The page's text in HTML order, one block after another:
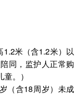
米（含1.2米）以
同，监护人正常购
。）
含18周岁）未成